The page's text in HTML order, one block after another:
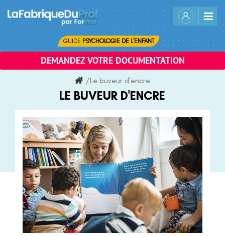
content
GUIDE PSYCHOLOGIE DE L'ENFANT
DEMANDEZ VOTRE DOCUMENTATION
/Le buveur d'encre
LE BUVEUR D'ENCRE